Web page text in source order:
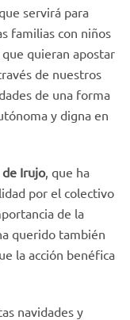
servirá para
familias con niños
quieran apostar
de nuestros
de una forma
y digna en
Irujo, que ha
por el colectivo
de la
querido también
la acción benéfica
navidades y